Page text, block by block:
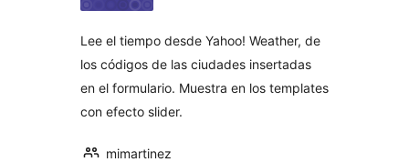
Lee el tiempo desde Yahoo! Weather, de
los códigos de las ciudades insertadas
en el formulario. Muestra en los templates
con efecto slider.
mimartinez